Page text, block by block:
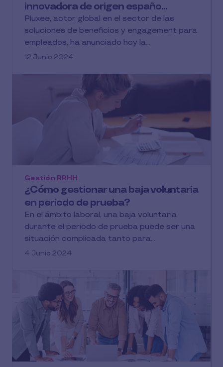
innovadora de origen españo...
Pluxee, actor global en el sector de las
soluciones de beneficios y engagement para
empleados, ha anunciado hoy la...
12 Junio 2024
¿Cómo gestionar una baja voluntaria
en periodo de prueba?
Gestión RRHH
En el ámbito laboral, una baja voluntaria
durante el periodo de prueba puede ser una
situación complicada tanto para...
4 Junio 2024